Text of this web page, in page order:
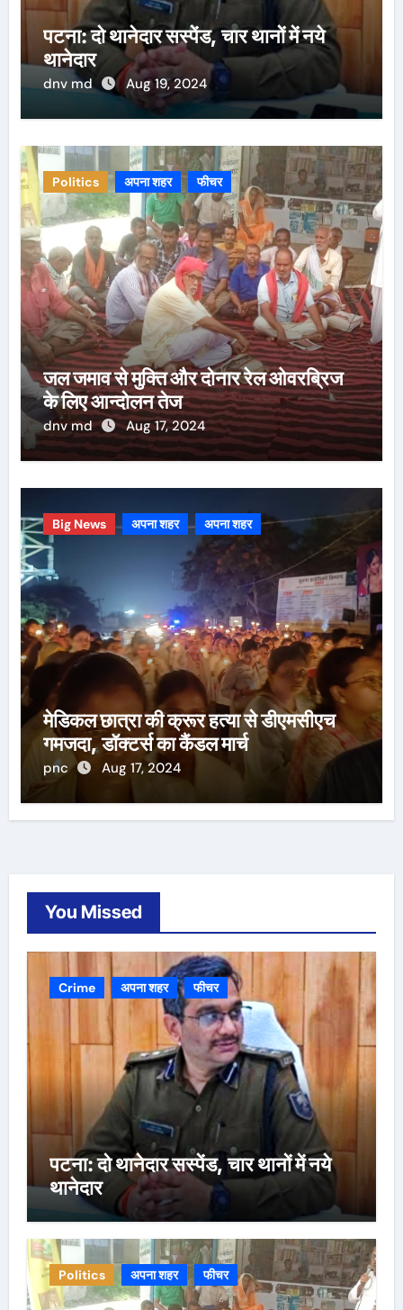
पटना: दो थानेदार सस्पेंड, चार थानों में नये
थानेदार
dnv md Aug 19, 2024
Politics अपना शहर फीचर
जल जमाव से मुक्ति और दोनार रेल ओवरब्रिज
के लिए आन्दोलन तेज
dnv md Aug 17, 2024
Big News अपना शहर अपना शहर
मेडिकल छात्रा की क्रूर हत्या से डीएमसीएच
गमजदा, डॉक्टर्स का कैंडल मार्च
pnc Aug 17, 2024
You Missed
Crime अपना शहर फीचर
पटना: दो थानेदार सस्पेंड, चार थानों में नये
थानेदार
Politics अपना शहर फीचर